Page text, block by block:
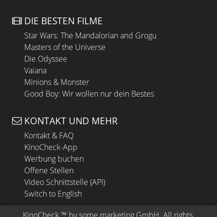
DIE BESTEN FILME
Star Wars: The Mandalorian and Grogu
Masters of the Universe
Die Odyssee
Vaiana
Minions & Monster
Good Boy: Wir wollen nur dein Bestes
KONTAKT UND MEHR
Kontakt & FAQ
KinoCheck-App
Werbung buchen
Offene Stellen
Video Schnittstelle (API)
Switch to English